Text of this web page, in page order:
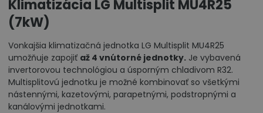
Klimatizácia LG Multisplit MU4R25
(7kW)
Vonkajšia klimatizačná jednotka LG Multisplit MU4R25
umožňuje zapojiť až 4 vnútorné jednotky. Je vybavená
invertorovou technológiou a úsporným chladivom R32.
Multisplitovú jednotku je možné kombinovať so všetkými
nástennými, kazetovými, parapetnými, podstropnými a
kanálovými jednotkami.